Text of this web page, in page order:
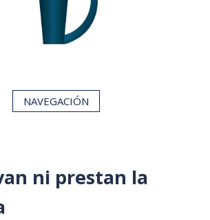
NAVEGACIÓN
ni prestan la